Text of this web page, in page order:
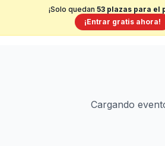
¡Solo quedan 53plazas para el
¡Entrar gratis ahora!
Cargando